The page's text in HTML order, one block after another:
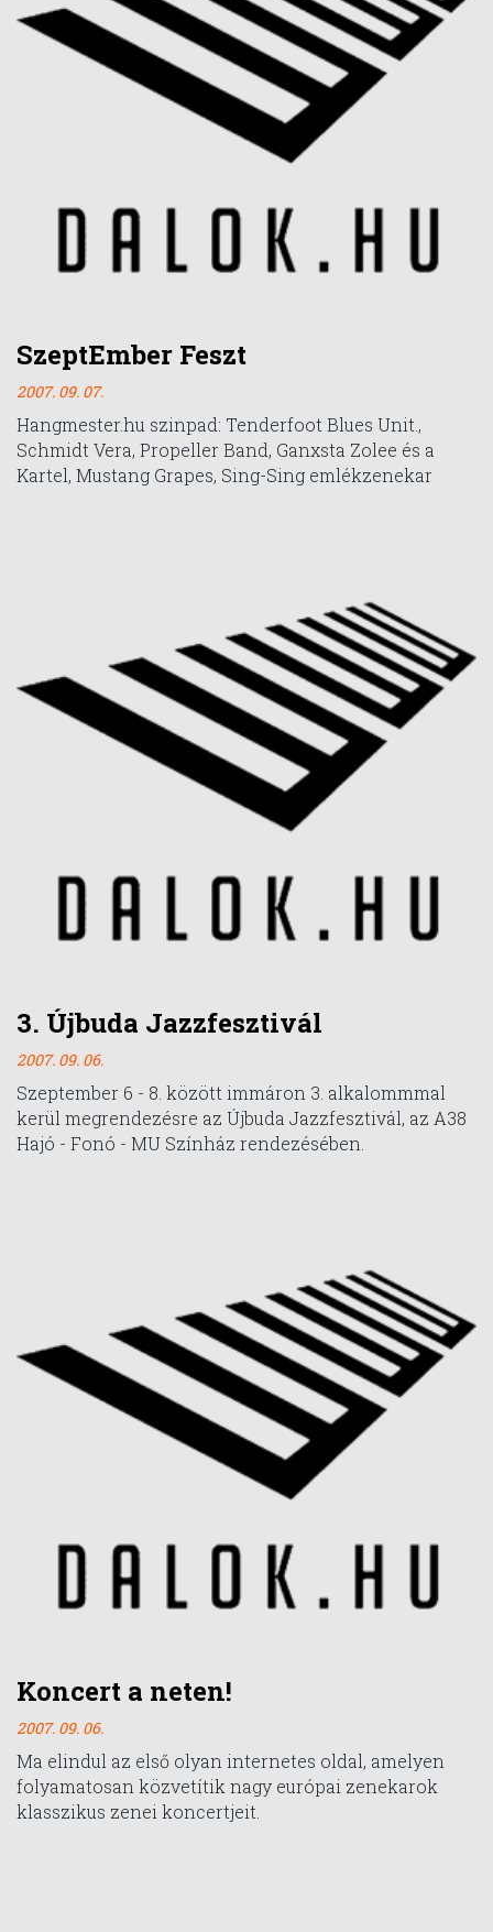
SzeptEmber Feszt
2007. 09. 07.
Hangmester.hu szinpad: Tenderfoot Blues Unit.,
Schmidt Vera, Propeller Band, Ganxsta Zolee és a
Kartel, Mustang Grapes, Sing-Sing emlékzenekar
3. Újbuda Jazzfesztivál
2007. 09. 06.
Szeptember 6 - 8. között immáron 3. alkalommmal
kerül megrendezésre az Újbuda Jazzfesztivál, az A38
Hajó - Fonó - MU Színház rendezésében.
Koncert a neten!
2007. 09. 06.
Ma elindul az első olyan internetes oldal, amelyen
folyamatosan közvetítik nagy európai zenekarok
klasszikus zenei koncertjeit.